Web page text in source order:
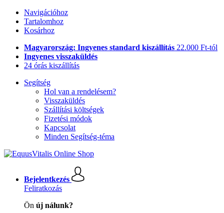
Navigációhoz
Tartalomhoz
Kosárhoz
Magyarország: Ingyenes standard kiszállítás 22.000 Ft-tól
Ingyenes visszaküldés
24 órás kiszállítás
Segítség
Hol van a rendelésem?
Visszaküldés
Szállítási költségek
Fizetési módok
Kapcsolat
Minden Segítség-téma
Bejelentkezés
Feliratkozás
Ön új nálunk?